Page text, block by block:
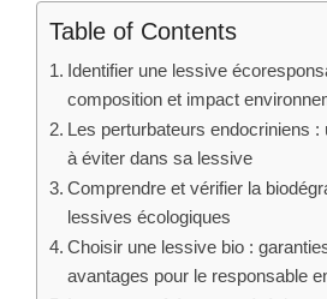
Table of Contents
Identifier une lessive
composition et impact
Les perturbateurs endocriniens :
à éviter dans sa lessive
Comprendre et vérifier la
lessives écologiques
Choisir une lessive bio :
avantages pour le responsable